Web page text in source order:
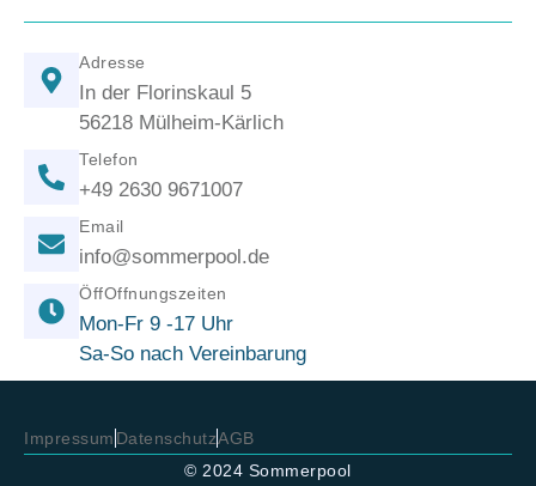
Adresse
In der Florinskaul 5
56218 Mülheim-Kärlich
Telefon
+49 2630 9671007
Email
info@sommerpool.de
ÖffOffnungszeiten
Mon-Fr 9 -17 Uhr
Sa-So nach Vereinbarung
Impressum DatenschutzAGB
© 2024 Sommerpool